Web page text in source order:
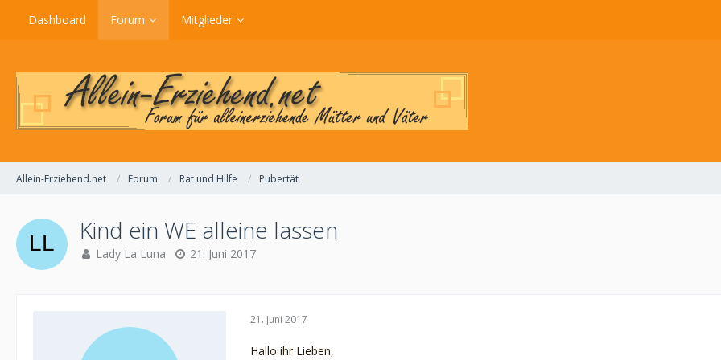
Dashboard Forum Mitglieder
Allein-Erziehend.net Forum Rat und Hilfe Pubertät
Kind ein WE alleine lassen
Lady La Luna 21. Juni 2017
21. Juni 2017
Hallo ihr Lieben,